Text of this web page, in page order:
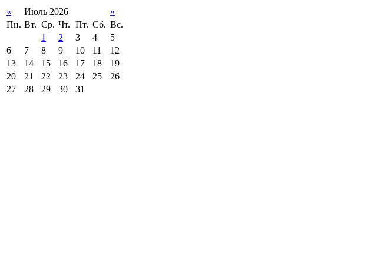
« Июль 2026
»
Пн. Вт. Ср. Чт. Пт. Сб. Вс.
1
2 3 4
5
6
7 8 9 10 11
12
13
14 15 16 17 18
19
20
21 22 23 24 25
26
27
28 29 30 31